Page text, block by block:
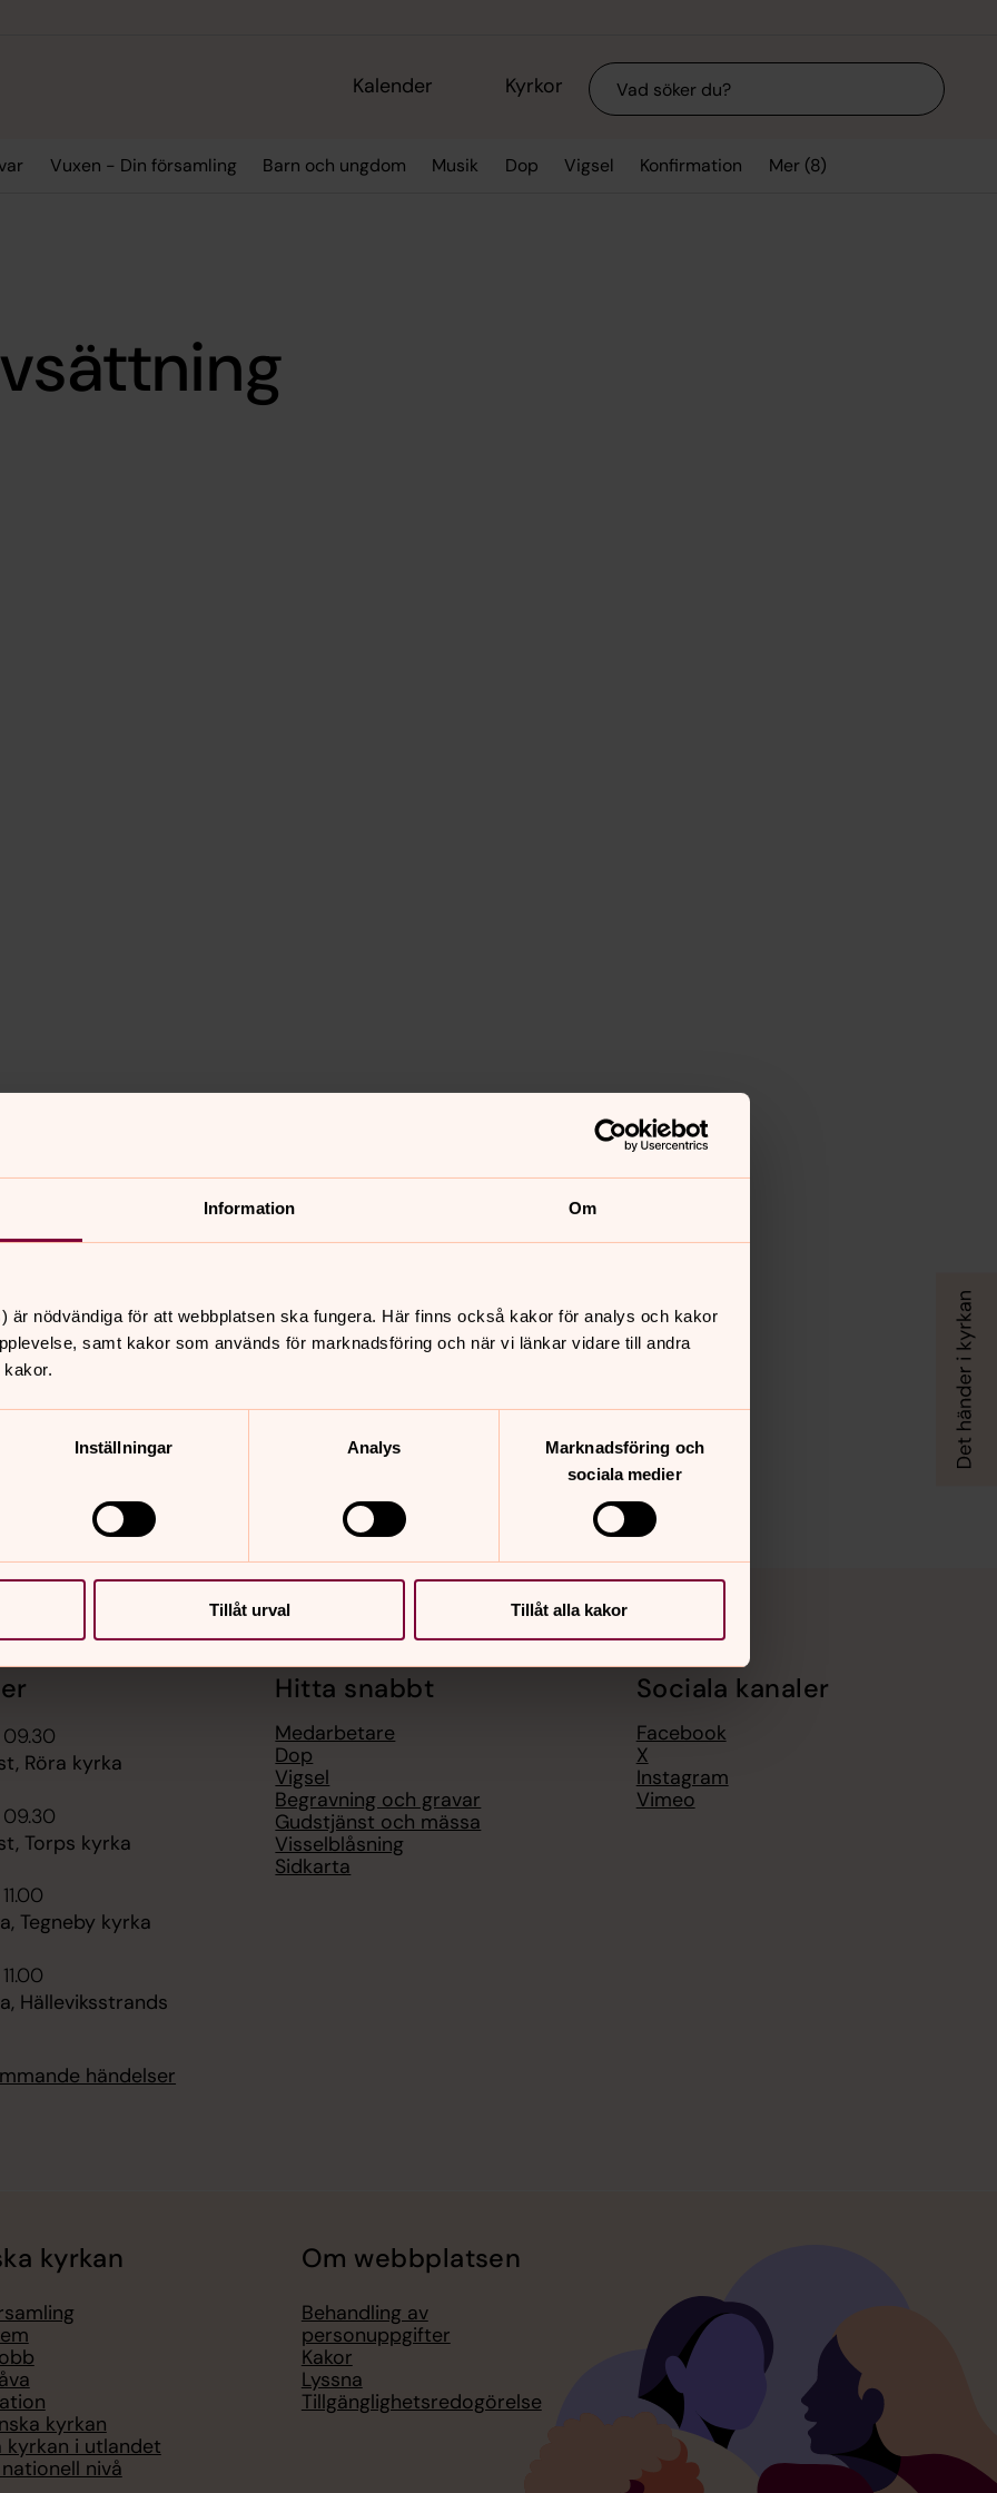
Information Om
är nödvändiga för att webbplatsen ska fungera. Här finns också kakor för analys och kakor
samt kakor som används för marknadsföring och när vi länkar vidare till andra
Inställningar Analys
Marknadsföring och
sociala medier
Tillåt urval Tillåt alla kakor
Kalender Kyrkor Sök
Vuxen - Din församling Barn och ungdom Musik Dop Vigsel Konfirmation Mer (8)
kyrkogårdsvaktmästare)
Röra kyrka
Torps kyrka
Tegneby kyrka
Hälleviksstrands
händelser
Hitta snabbt
Medarbetare
Dop
Vigsel
Begravning och gravar
Gudstjänst och mässa
Visselblåsning
Sidkarta
Sociala kanaler
Facebook
X
Instagram
Vimeo
kyrkan
kyrkan
kyrkan i utlandet
nivå
Om webbplatsen
Behandling av
personuppgifter
Kakor
Lyssna
Tillgänglighetsredogörelse